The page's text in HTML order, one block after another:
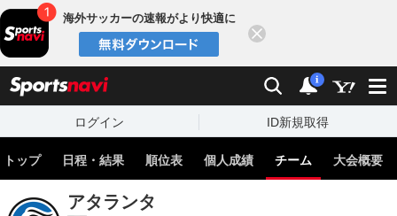
海外サッカーの速報がより快適に
検索 通知
i
ログイン ID新規取得
トップ 日程・結果 順位表 個人成績 チーム 大会概要
アタランタ